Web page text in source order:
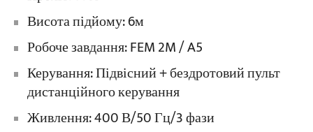
Висота підйому: 6м
Робоче завдання: FEM 2M / A5
Керування: Підвісний + бездротовий пульт
дистанційного керування
Живлення: 400 В/50 Гц/3 фази